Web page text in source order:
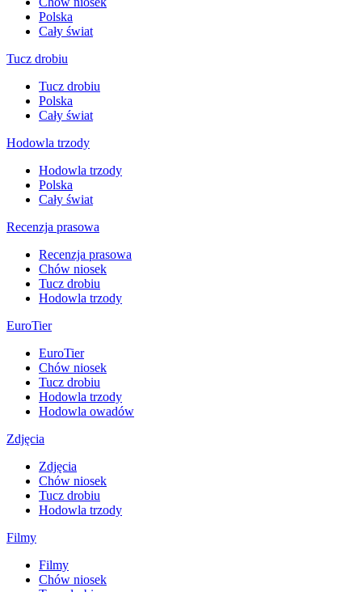
Polska
Cały świat
Tucz drobiu
Tucz drobiu
Polska
Cały świat
Hodowla trzody
Hodowla trzody
Polska
Cały świat
Recenzja prasowa
Recenzja prasowa
Chów niosek
Tucz drobiu
Hodowla trzody
EuroTier
EuroTier
Chów niosek
Tucz drobiu
Hodowla trzody
Hodowla owadów
Zdjęcia
Zdjęcia
Chów niosek
Tucz drobiu
Hodowla trzody
Filmy
Filmy
Chów niosek